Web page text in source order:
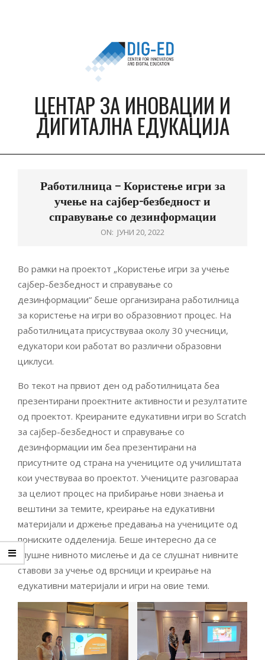
ЦЕНТАР ЗА ИНОВАЦИИ И
ДИГИТАЛНА ЕДУКАЦИЈА
Работилница – Користење игри за
учење на сајбер-безбедност и
справување со дезинформации
ON: ЈУНИ 20, 2022
Во рамки на проектот „Користење игри за учење
сајбер-безбедност и справување со
дезинформации“ беше организирана работилница
за користење на игри во образовниот процес. На
работилницата присуствуваа околу 30 учесници,
едукатори кои работат во различни образовни
циклуси.
Во текот на првиот ден од работилницата беа
презентирани проектните активности и резултатите
од проектот. Креираните едукативни игри во Scratch
за сајбер-безбедност и справување со
дезинформации им беа презентирани на
присутните од страна на учениците од училиштата
кои учествуваа во проектот. Учениците разговараа
за целиот процес на прибирање нови знаења и
вештини за темите, креирање на едукативни
материјали и држење предавања на учениците од
пониските одделенија. Беше интересно да се
слушне нивното мислење и да се слушнат нивните
ставови за учење од врсници и креирање на
едукативни материјали и игри на овие теми.